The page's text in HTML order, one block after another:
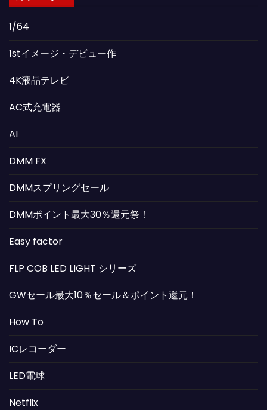
1/64
1stイメージ・デビュー作
4K液晶テレビ
AC式充電器
AI
DMM FX
DMMスプリングセール
DMMポイント最大30％還元祭！
Easy factor
FLP COB LED LIGHT シリーズ
GWセール最大10％セール＆ポイント還元！
How To
ICレコーダー
LED電球
Netflix